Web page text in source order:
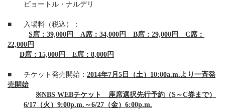
ピョートル・ナルデリ
■
入場料（税込）：
S席：39,000円 A席：34,000円 B席：29,000円 C席：
22,000円
D席：15,000円 E席：8,000円
■ チケット発売開始： 2014年7月5日（土）10:00a.m.より一斉発
売開始
※NBS WEBチケット 座席選択先行予約（S～C券まで）
6/17（火）9:00p.m.～6/27（金）6:00p.m.